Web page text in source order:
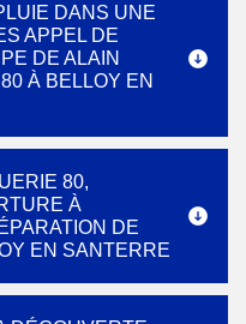
DANS UNE
APPEL DE
DE ALAIN
À BELLOY EN
80,
À
DE
EN SANTERRE